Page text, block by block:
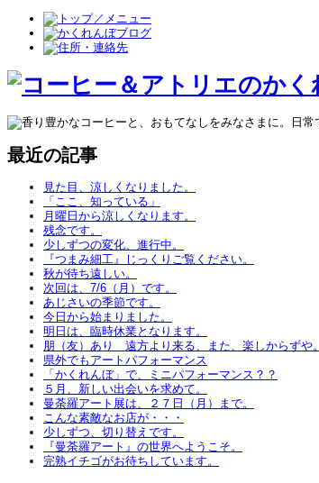
最近の記事
見た目、涼しくなりました。
「ここ、知っている」
月曜日から涼しくなります。
残念です。
少しずつの変化、進行中。
『つまみ細工』じっくりご覧ください。
秋が待ち遠しい。
次回は、7/6（月）です。
あじさいの季節です。
今日から始まりました。
明日は、臨時休業となります。
朋（友）あり 遠方より来る、また、楽しからずや。
県外でもアートパフォーマンス
「かくれんぼ」で、ミニパフォーマンス？？
５月、新しい出会いを求めて。
曼荼羅アート展は、２７日（月）まで。
こんな素敵なお店が・・・
少しずつ、切り替えです。
『曼荼羅アート』の世界へようこそ。
完熟イチゴがお待ちしています。